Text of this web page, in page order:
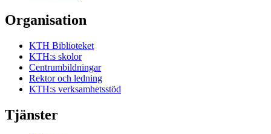
Organisation
KTH Biblioteket
KTH:s skolor
Centrumbildningar
Rektor och ledning
KTH:s verksamhetsstöd
Tjänster